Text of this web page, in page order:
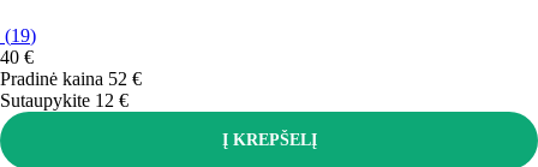
(19)
40 €
Pradinė kaina 52 €
Sutaupykite 12 €
Į KREPŠELĮ